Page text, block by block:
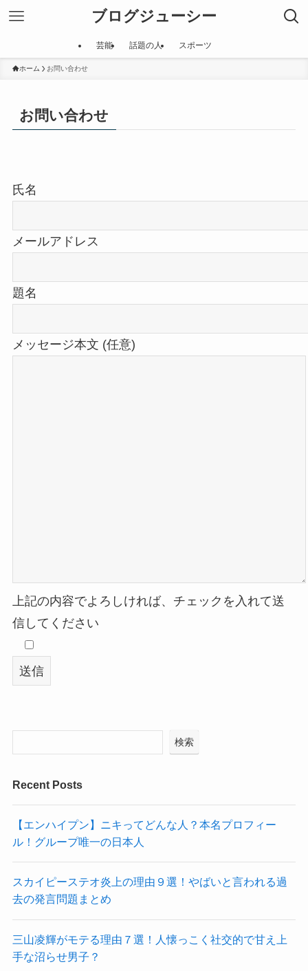
ブログジューシー
芸能 話題の人 スポーツ
ホーム お問い合わせ
お問い合わせ
氏名
メールアドレス
題名
メッセージ本文 (任意)
上記の内容でよろしければ、チェックを入れて送
信してください
検索
Recent Posts
【エンハイプン】ニキってどんな人？本名プロフィー
ル！グループ唯一の日本人
スカイピーステオ炎上の理由９選！やばいと言われる過
去の発言問題まとめ
三山凌輝がモテる理由７選！人懐っこく社交的で甘え上
手な沼らせ男子？